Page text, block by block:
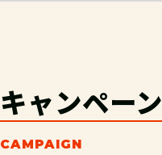
キャンペーン
CAMPAIGN